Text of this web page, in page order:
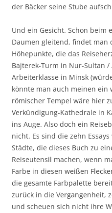
der Bäcker seine Stube
Und ein Gesicht. Schon beim
Daumen gleitend, findet man
Höhepunkte, die das
Bajterek-Turm in Nur-Sultan
Arbeiterklasse in Minsk
könnte man auch meinen
römischer Tempel wäre hier
Verkündigung-Kathedrale in
ins Auge. Also doch ein
nicht. Es sind die zehn
Städte, die dieses Buch zu
Reiseutensil machen, wenn
Farbe in diesen weißen
die gesamte Farbpalette
zurück in die Vergangenheit,
und scheuen sich nicht ihre